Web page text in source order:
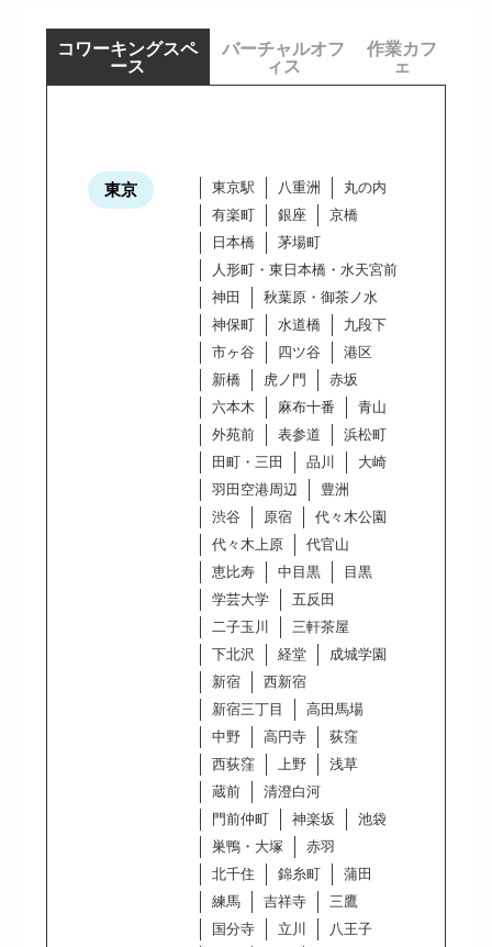
コワーキングスペ
ース
バーチャルオフ
ィス
作業カフ
ェ
東京 東京駅 八重洲
丸の内
有楽町
銀座
京橋
日本橋
茅場町
人形町・東日本橋・水天宮前
神田
秋葉原・御茶ノ水
神保町
水道橋
九段下
市ヶ谷
四ツ谷
港区
新橋
虎ノ門
赤坂
六本木
麻布十番
青山
外苑前
表参道
浜松町
田町・三田
品川
大崎
羽田空港周辺
豊洲
渋谷
原宿
代々木公園
代々木上原
代官山
恵比寿
中目黒
目黒
学芸大学
五反田
二子玉川
三軒茶屋
下北沢
経堂
成城学園
新宿
西新宿
新宿三丁目
高田馬場
中野
高円寺
荻窪
西荻窪
上野
浅草
蔵前
清澄白河
門前仲町
神楽坂
池袋
巣鴨・大塚
赤羽
北千住
錦糸町
蒲田
練馬
吉祥寺
三鷹
国分寺
立川
八王子